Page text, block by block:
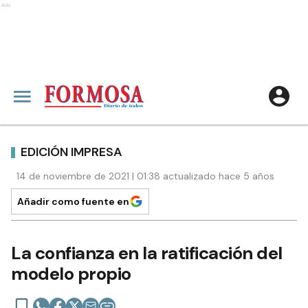
Ads
EDICIÓN IMPRESA
14 de noviembre de 2021 | 01:38 actualizado hace 5 años
Añadir como fuente en
La confianza en la ratificación del
modelo propio